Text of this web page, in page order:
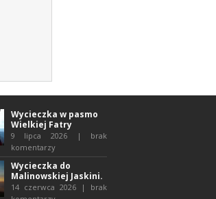
Wycieczka w pasmo
Wielkiej Fatry
9 lipca 2026 | brak
komentarzy
Wycieczka do
Malinowskiej Jaskini.
14 czerwca 2026 | brak